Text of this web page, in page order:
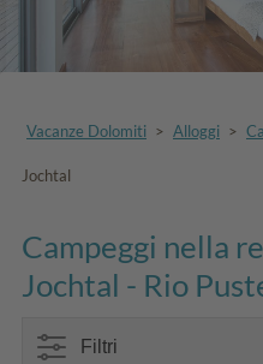
Vacanze Dolomiti > Alloggi >
Jochtal
Campeggi nella
Jochtal - Rio
Filtri